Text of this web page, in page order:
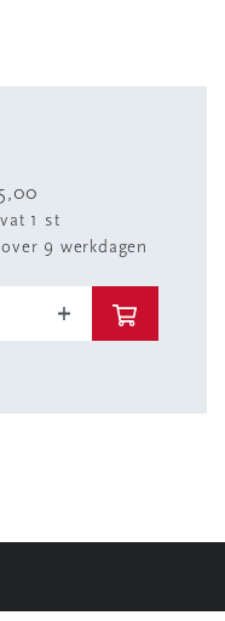
1 st
9 werkdagen